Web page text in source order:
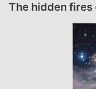
The hidden fires